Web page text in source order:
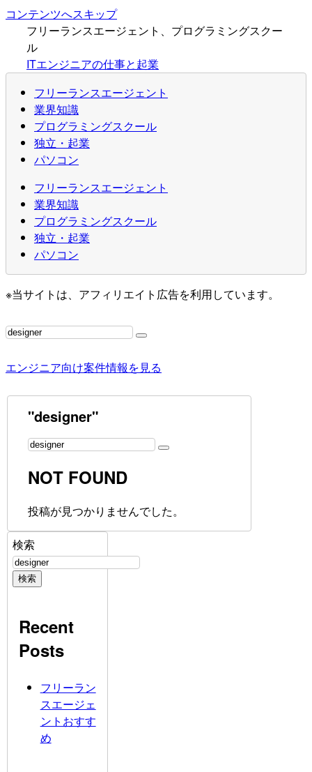
コンテンツへスキップ
フリーランスエージェント、プログラミングスクー
ル
ITエンジニアの仕事と起業
フリーランスエージェント
業界知識
プログラミングスクール
独立・起業
パソコン
フリーランスエージェント
業界知識
プログラミングスクール
独立・起業
パソコン
※当サイトは、アフィリエイト広告を利用しています。
エンジニア向け案件情報を見る
"designer"
NOT FOUND
投稿が見つかりませんでした。
検索
検索
Recent
Posts
フリーラン
スエージェ
ントおすす
め